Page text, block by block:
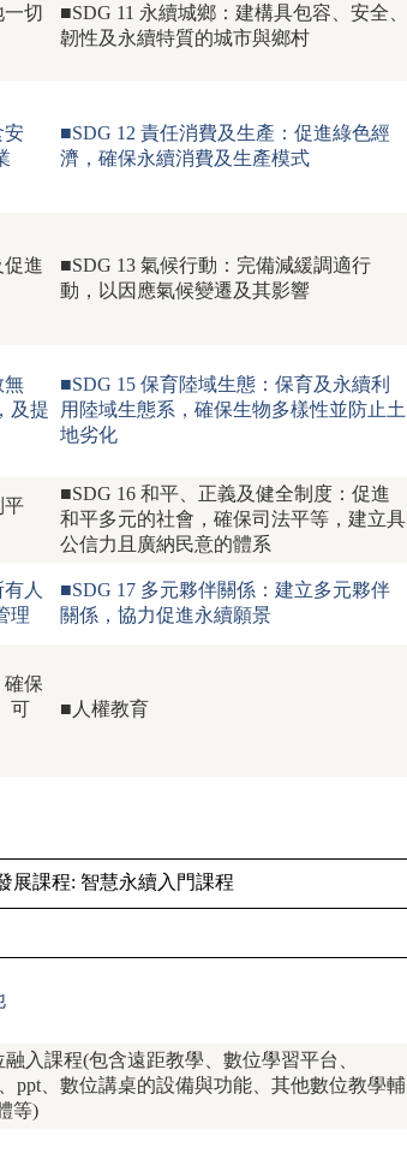
切
■SDG 11 永續城鄉：建構具包容、安全、
韌性及永續特質的城市與鄉村
安
■SDG 12 責任消費及生產：促進綠色經
濟，確保永續消費及生產模式
促進
■SDG 13 氣候行動：完備減緩調適行
動，以因應氣候變遷及其影響
無
及提
■SDG 15 保育陸域生態：保育及永續利
用陸域生態系，確保生物多樣性並防止土
地劣化
平
■SDG 16 和平、正義及健全制度：促進
和平多元的社會，確保司法平等，建立具
公信力且廣納民意的體系
人
理
■SDG 17 多元夥伴關係：建立多元夥伴
關係，協力促進永續願景
確保
可
■人權教育
展課程: 智慧永續入門課程
融入課程(包含遠距教學、數位學習平台、
ppt、數位講桌的設備與功能、其他數位教學輔
等)